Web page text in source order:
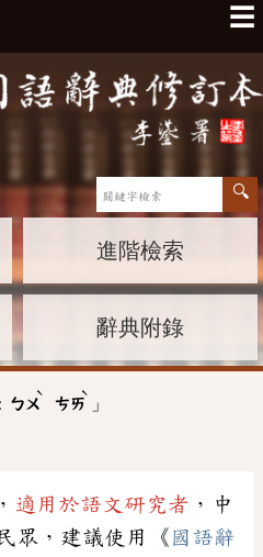
☰
進階檢索
辭典附錄
ㄅㄨ
ˋ
ㄘㄞ
ˋ
」
適用於語文研究者 ，中
眾，建議使用《 國語辭